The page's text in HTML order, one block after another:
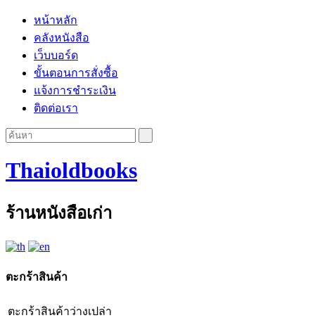
หน้าหลัก
คลังหนังสือ
เว็บบอร์ด
ขั้นตอนการสั่งซื้อ
แจ้งการชำระเงิน
ติดต่อเรา
Thaioldbooks
ร้านหนังสือเก่า
ตะกร้าสินค้า
ตะกร้าสินค้าว่างเปล่า